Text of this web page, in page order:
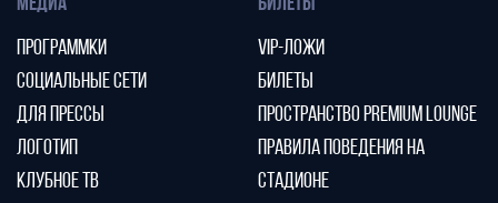
МЕДИА
ПРОГРАММКИ
СОЦИАЛЬНЫЕ СЕТИ
ДЛЯ ПРЕССЫ
ЛОГОТИП
КЛУБНОЕ ТВ
БИЛЕТЫ
VIP-ЛОЖИ
БИЛЕТЫ
ПРОСТРАНСТВО PREMIUM LOUNGE
ПРАВИЛА ПОВЕДЕНИЯ НА
СТАДИОНЕ